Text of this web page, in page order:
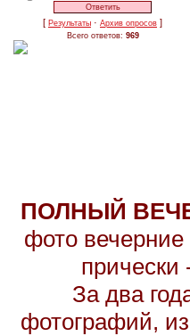
[ Результаты · Архив опросов ]
Всего ответов: 969
ПОЛНЫЙ
фото
За два
фотографий,